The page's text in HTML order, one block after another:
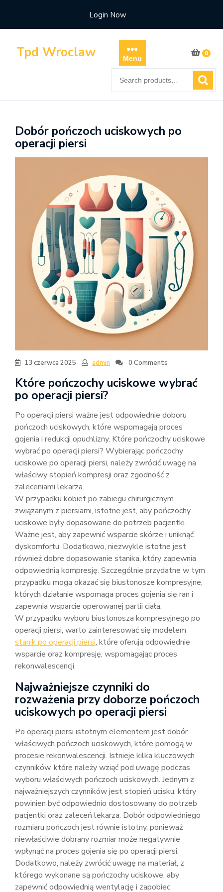
content
Login Now
Tpd Wroclaw Menu
0
for:
Dobór pończoch uciskowych po
operacji piersi
13 czerwca 2025 admin 0 Comments
Które pończochy uciskowe wybrać
po operacji piersi?
Po operacji piersi ważne jest odpowiednie doboru
pończoch uciskowych, które wspomagają proces
gojenia i redukcji opuchlizny. Które pończochy uciskowe
wybrać po operacji piersi? Wybierając pończochy
uciskowe po operacji piersi, należy zwrócić uwagę na
właściwy stopień kompresji oraz zgodność z
zaleceniami lekarza.
W przypadku kobiet po zabiegu chirurgicznym
związanym z piersiami, istotne jest, aby pończochy
uciskowe były dopasowane do potrzeb pacjentki.
Ważne jest, aby zapewnić wsparcie skórze i uniknąć
dyskomfortu. Dodatkowo, niezwykle istotne jest
również dobre dopasowanie stanika, który zapewnia
odpowiednią kompresję. Szczególnie przydatne w tym
przypadku mogą okazać się biustonosze kompresyjne,
których działanie wspomaga proces gojenia się ran i
zapewnia wsparcie operowanej partii ciała.
W przypadku wyboru biustonosza kompresyjnego po
operacji piersi, warto zainteresować się modelem
stanik po operacji piersi, które oferują odpowiednie
wsparcie oraz kompresję, wspomagając proces
rekonwalescencji.
Najważniejsze czynniki do
rozważenia przy doborze pończoch
uciskowych po operacji piersi
Po operacji piersi istotnym elementem jest dobór
właściwych pończoch uciskowych, które pomogą w
procesie rekonwalescencji. Istnieje kilka kluczowych
czynników, które należy wziąć pod uwagę podczas
wyboru właściwych pończoch uciskowych. Jednym z
najważniejszych czynników jest stopień ucisku, który
powinien być odpowiednio dostosowany do potrzeb
pacjentki oraz zaleceń lekarza. Dobór odpowiedniego
rozmiaru pończoch jest równie istotny, ponieważ
niewłaściwie dobrany rozmiar może negatywnie
wpłynąć na proces gojenia się po operacji piersi.
Dodatkowo, należy zwrócić uwagę na materiał, z
którego wykonane są pończochy uciskowe, aby
zapewnić odpowiednią wentylację i zapobiec